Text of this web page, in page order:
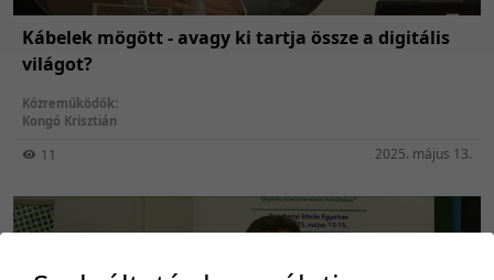
Kábelek mögött - avagy ki tartja össze a digitális
világot?
Közreműködők:
Kongó Krisztián
11 2025. május 13.